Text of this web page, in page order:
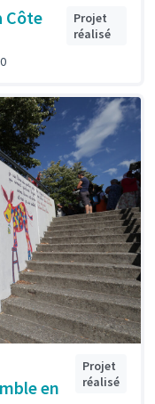
Côte
Projet
réalisé
0
en
Projet
réalisé